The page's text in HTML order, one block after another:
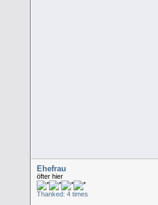
Ehefrau
öfter hier
Thanked: 4 times